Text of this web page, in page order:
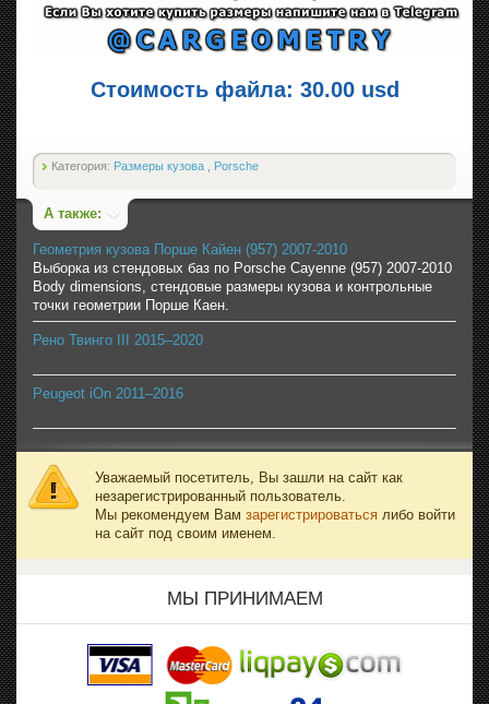
Стоимость файла: 30.00 usd
Категория: Размеры кузова Porsche
А также:
Геометрия кузова Порше Кайен (957) 2007-2010
Выборка из стендовых баз по Porsche Cayenne (957) 2007-2010
Body dimensions, стендовые размеры кузова и контрольные
точки геометрии Порше Каен.
Рено Твинго III 2015–2020
Peugeot iOn 2011–2016
Уважаемый посетитель, Вы зашли на сайт как
незарегистрированный пользователь.
Мы рекомендуем Вам зарегистрироваться либо войти
на сайт под своим именем.
МЫ ПРИНИМАЕМ